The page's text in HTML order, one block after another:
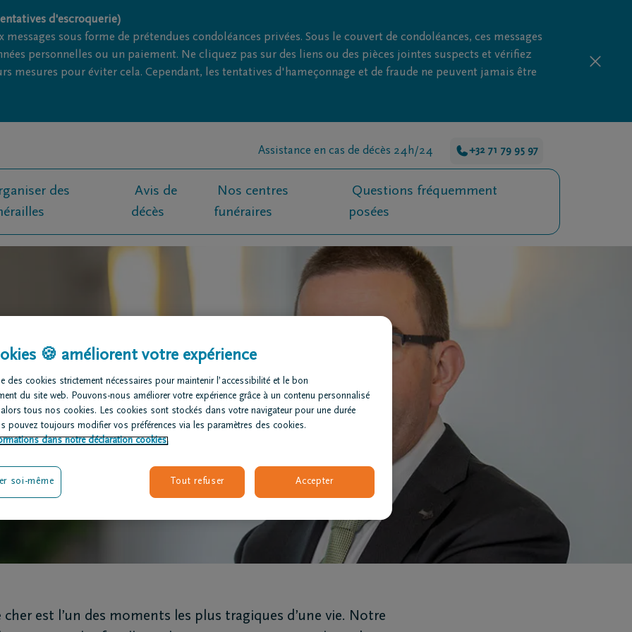
d'escroquerie)
sous forme de prétendues condoléances privées. Sous le couvert de condoléances, ces messages
personnelles ou un paiement. Ne cliquez pas sur des liens ou des pièces jointes suspects et vérifiez
mesures pour éviter cela. Cependant, les tentatives d'hameçonnage et de fraude ne peuvent jamais être
Assistance en cas de décès 24h/24 +32 71 79 95 97
des
Avis de
décès
Nos centres
funéraires
Questions fréquemment
posées
cher est l’un des moments les plus tragiques d’une vie. Notre
🍪 améliorent votre expérience
des cookies strictement nécessaires pour maintenir l’accessibilité et le bon
du site web. Pouvons-nous améliorer votre expérience grâce à un contenu personnalisé
alors tous nos cookies. Les cookies sont stockés dans votre navigateur pour une durée
pouvez toujours modifier vos préférences via les paramètres des cookies.
dans notre déclaration cookies.
Tout refuser Accepter
soi-même